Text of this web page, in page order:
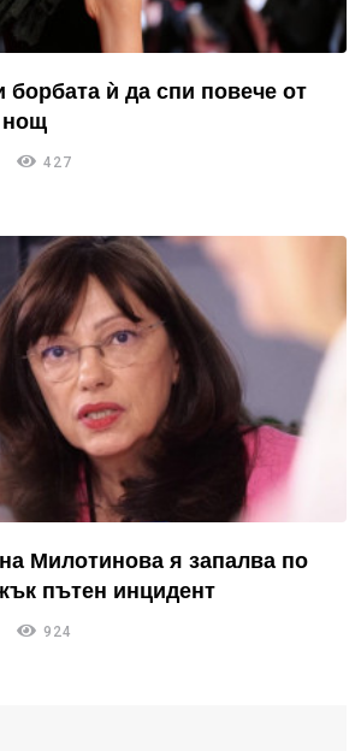
борбата ѝ да спи повече от
нощ
427
Милотинова я запалва по
пътен инцидент
924